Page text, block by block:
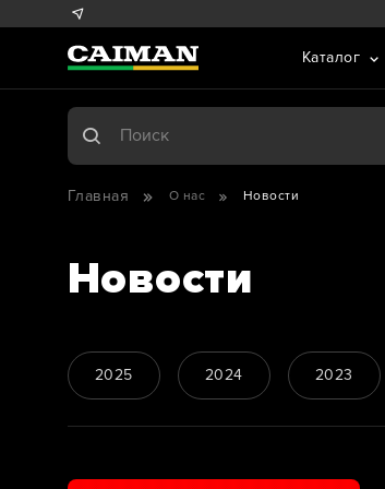
Каталог
Главная О нас Новости
Новости
2025 2024 2023